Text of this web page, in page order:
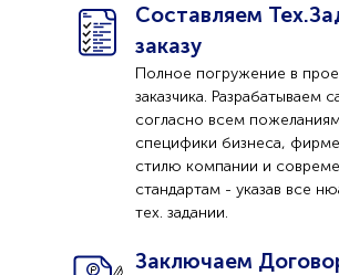
Составляем
заказу
Полное погружение в
заказчика. Разрабатываем
согласно всем
специфики бизнеса,
стилю компании и
стандартам - указав все
тех. задании.
Заключаем